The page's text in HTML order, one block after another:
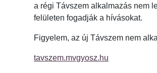
a régi Távszem alkalmazás nem
felületen fogadják a hívásokat.
Figyelem, az új Távszem nem
tavszem.mvgyosz.hu